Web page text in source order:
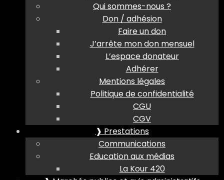
Qui sommes-nous ?
Don / adhésion
Faire un don
J’arrête mon don mensuel
L’espace donateur
Adhérer
Mentions légales
Politique de confidentialité
CGU
CGV
❱ Prestations
Communications
Education aux médias
La Kour 420